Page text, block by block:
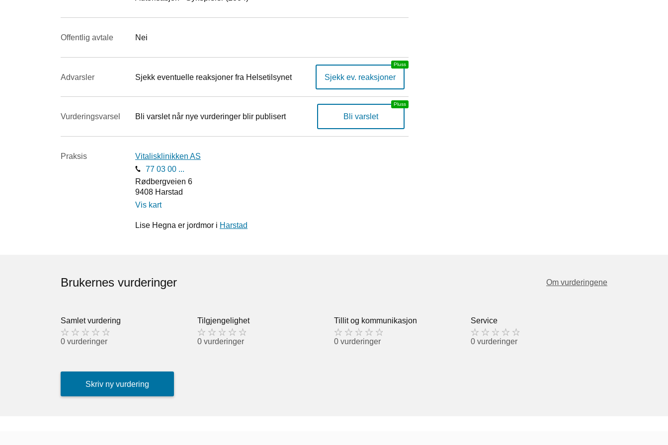
Offentlig avtale Nei
Advarsler Sjekk eventuelle reaksjoner fra Helsetilsynet Sjekk ev. reaksjoner
Vurderings­varsel Bli varslet når nye vurderinger blir publisert Bli varslet
Praksis
Vitalisklinikken AS
77 03 00 ...
Rødbergveien 6
9408 Harstad
Vis kart
Lise Hegna er jordmor i Harstad
Brukernes vurderinger Om vurderingene
Samlet vurdering
0 vurderinger
Tilgjengelighet
0 vurderinger
Tillit og kommunikasjon
0 vurderinger
Service
0 vurderinger
Skriv ny vurdering